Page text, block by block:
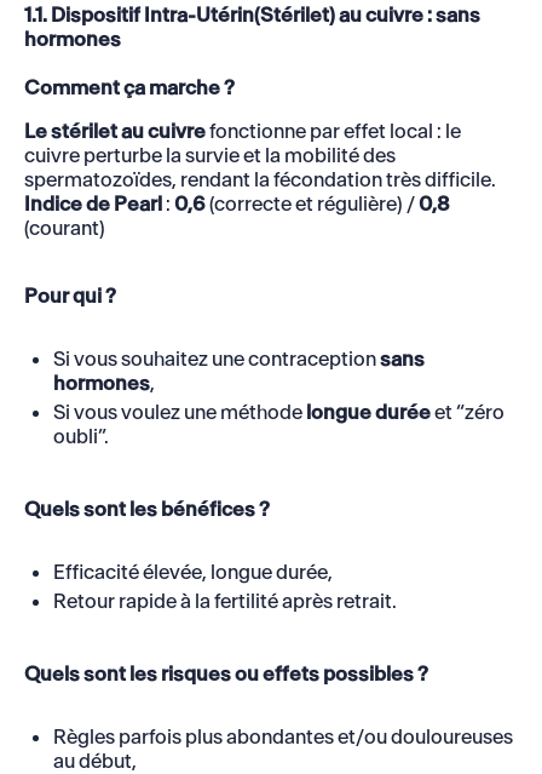
1.1. Dispositif Intra-Utérin(Stérilet) au cuivre : sans
hormones
Comment ça marche ?
Le stérilet au cuivrefonctionne par effet local : le
cuivre perturbe la survie et la mobilité des
spermatozoïdes, rendant la fécondation très difficile.
Indice de Pearl: 0,6(correcte et régulière) /0,8
(courant)
Pour qui ?
Si vous souhaitez une contraceptionsans
hormones,
Si vous voulez une méthode longue duréeet “zéro
oubli”.
Quels sont les bénéfices ?
Efficacité élevée, longue durée,
Retour rapide à la fertilité après retrait.
Quels sont les risques ou effets possibles ?
Règles parfois plus abondantes et/ou douloureuses
au début,